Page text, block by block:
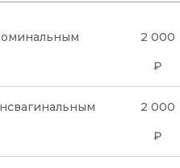
2 000
₽
2 000
₽